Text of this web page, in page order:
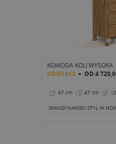
KOMODA KOLI WYSOKA
KOM1413 OD 4
47 cm 47 cm
SKANDYNAWSKI STYL W